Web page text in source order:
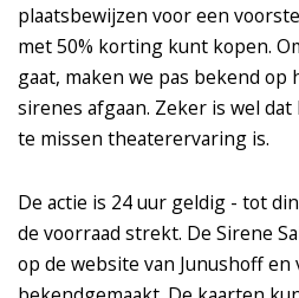
plaatsbewijzen voor een
met 50% korting kunt kopen.
gaat, maken we pas bekend op
sirenes afgaan. Zeker is wel
te missen theaterervaring is.
De actie is 24 uur geldig - tot
de voorraad strekt. De Sirene
op de website van Junushoff en